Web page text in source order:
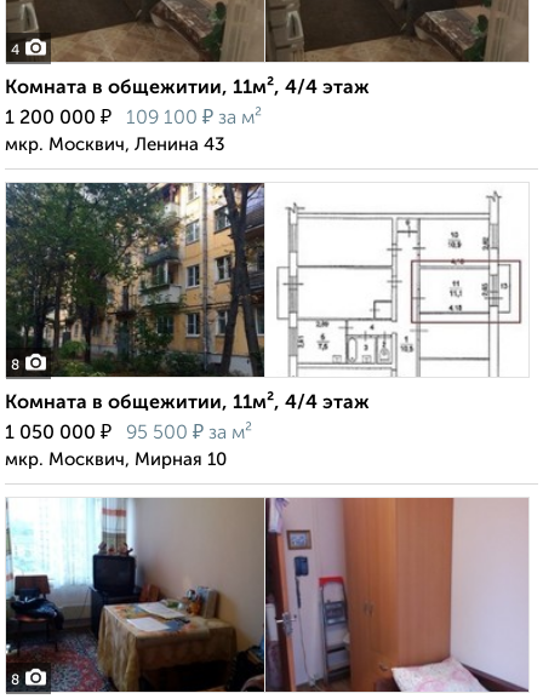
4
Комната в общежитии, 11м², 4/4 этаж
1 200 000 ₽ 109 100 ₽ за м²
мкр. Москвич, Ленина 43
8
Комната в общежитии, 11м², 4/4 этаж
1 050 000 ₽ 95 500 ₽ за м²
мкр. Москвич, Мирная 10
8